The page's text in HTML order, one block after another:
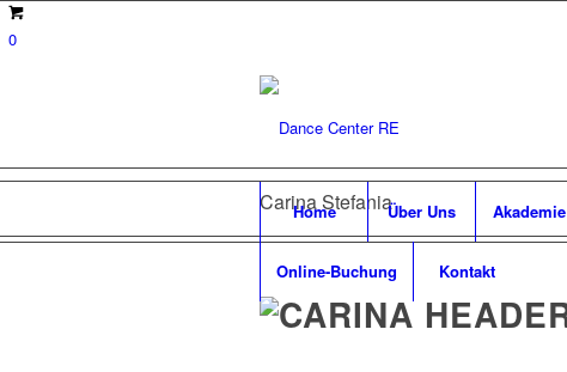
0
Home Über Uns Akademie
Online-Buchung Kontakt
Carina Stefania